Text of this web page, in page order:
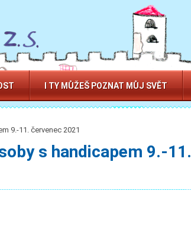
9.-11. červenec 2021
s handicapem 9.-11.
I TY MŮŽEŠ POZNAT MŮJ SVĚT